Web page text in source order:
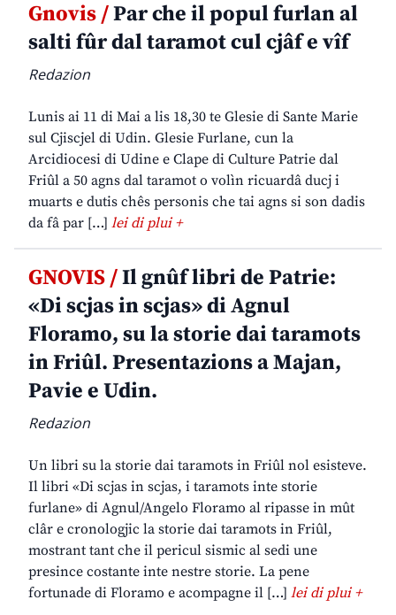
Gnovis /Par che il popul furlan al
salti fûr dal taramot cul cjâf e vîf
Redazion
Lunis ai 11 di Mai a lis 18,30 te Glesie di Sante Marie
sul Cjiscjel di Udin. Glesie Furlane, cun la
Arcidiocesi di Udine e Clape di Culture Patrie dal
Friûl a 50 agns dal taramot o volìn ricuardâ ducj i
muarts e dutis chês personis che tai agns si son dadis
da fâ par […] lei di plui +
GNOVIS /Il gnûf libri de Patrie:
«Di scjas in scjas» di Agnul
Floramo, su la storie dai taramots
in Friûl. Presentazions a Majan,
Pavie e Udin.
Redazion
Un libri su la storie dai taramots in Friûl nol esisteve.
Il libri «Di scjas in scjas, i taramots inte storie
furlane» di Agnul/Angelo Floramo al ripasse in mût
clâr e cronologjic la storie dai taramots in Friûl,
mostrant tant che il pericul sismic al sedi une
presince costante inte nestre storie. La pene
fortunade di Floramo e acompagne il […] lei di plui +